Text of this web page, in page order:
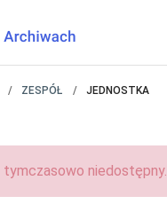
ZESPÓŁ JEDNOSTKA
niedostępny.